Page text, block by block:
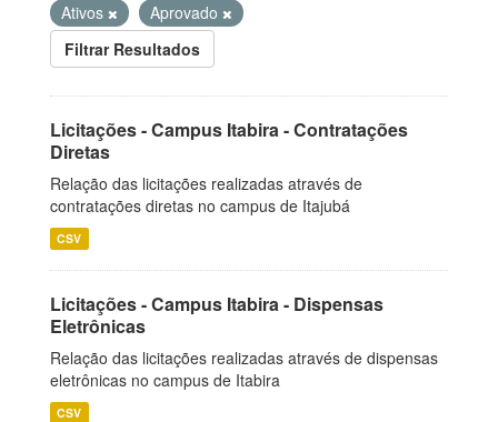
Ativos
Aprovado
Filtrar Resultados
Licitações - Campus Itabira - Contratações
Diretas
Relação das licitações realizadas através de
contratações diretas no campus de Itajubá
CSV
Licitações - Campus Itabira - Dispensas
Eletrônicas
Relação das licitações realizadas através de dispensas
eletrônicas no campus de Itabira
CSV